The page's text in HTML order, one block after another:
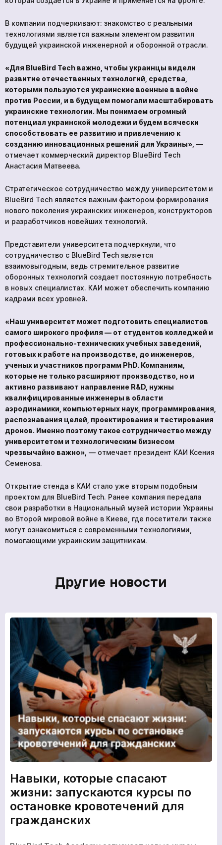
В компании подчеркивают: знакомство с реальными
технологиями является важным элементом развития
будущей украинской инженерной и оборонной отрасли.
«Для BlueBird Tech важно, чтобы украинцы видели
развитие отечественных технологий, средства,
которыми пользуются украинские военные в войне
против России, и в будущем помогали масштабировать
украинские технологии. Мы понимаем огромный
потенциал украинской молодежи и будем всячески
способствовать ее развитию и привлечению к
созданию инновационных решений для Украины», —
отмечает коммерческий директор BlueBird Tech
Анастасия Матвеева.
Стратегическое сотрудничество между университетом и
BlueBird Tech является важным фактором формирования
нового поколения украинских инженеров, конструкторов
и разработчиков новейших технологий.
Представители университета подчеркнули, что
сотрудничество с BlueBird Tech является
взаимовыгодным, ведь стремительное развитие
оборонных технологий создает постоянную потребность
в новых специалистах. КАИ может обеспечить компанию
кадрами всех уровней.
«Наш университет может подготовить специалистов
самого широкого профиля — от студентов колледжей и
профессионально-технических учебных заведений,
готовых к работе на производстве, до инженеров,
ученых и участников программ PhD. Компаниям,
которые не только расширяют производство, но и
активно развивают направление R&D, нужны
квалифицированные инженеры в области
аэродинамики, компьютерных наук, программирования,
распознавания целей, проектирования и тестирования
дронов. Именно поэтому такое сотрудничество между
университетом и технологическим бизнесом
чрезвычайно важно», — отмечает президент КАИ Ксения
Семенова.
Открытие стенда в КАИ стало уже вторым подобным
проектом для BlueBird Tech. Ранее компания передала
свои разработки в Национальный музей истории Украины
во Второй мировой войне в Киеве, где посетители также
могут ознакомиться с современными технологиями,
помогающими украинским защитникам.
Другие новости
Навыки, которые спасают
жизни: запускаются курсы по
остановке кровотечений для
гражданских